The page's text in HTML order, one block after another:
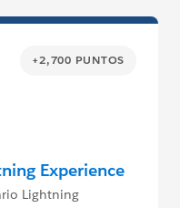
+2,700 PUNTOS
Experience
Lightning